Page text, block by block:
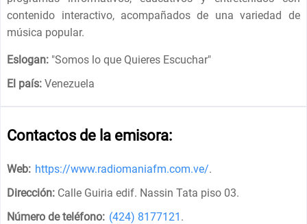
contenido interactivo, acompañados de una variedad de
música popular.
Eslogan: "Somos lo que Quieres Escuchar"
El país: Venezuela
Contactos de la emisora:
Web: https://www.radiomaniafm.com.ve/.
Dirección: Calle Guiria edif. Nassin Tata piso 03.
Número de teléfono: (424) 8177121 .